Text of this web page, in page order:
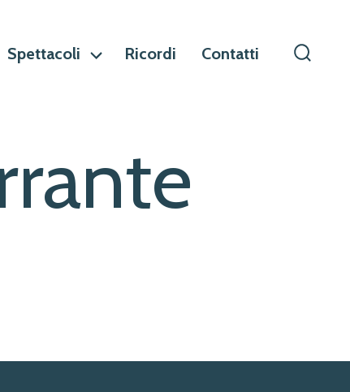
Spettacoli Ricordi Contatti